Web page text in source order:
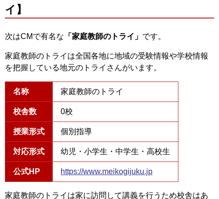
イ】
次はCMで有名な 「家庭教師のトライ」 です。
家庭教師のトライは全国各地に地域の受験情報や学校情報
を把握している地元のトライさんがいます。
名称 家庭教師のトライ
校舎数 0校
授業形式 個別指導
対応形式 幼児・小学生・中学生・高校生
公式HP https://www.meikogijuku.jp
家庭教師のトライは家に訪問して講義を行うため校舎はあ